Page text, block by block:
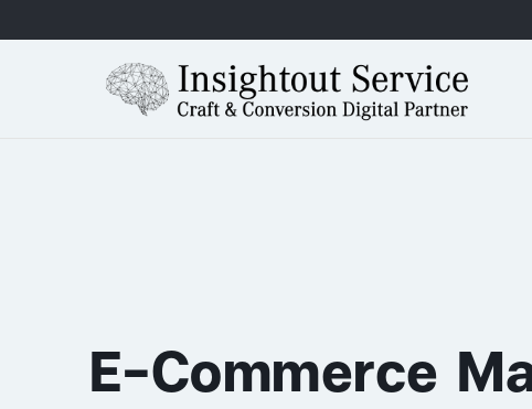
E-Commerce